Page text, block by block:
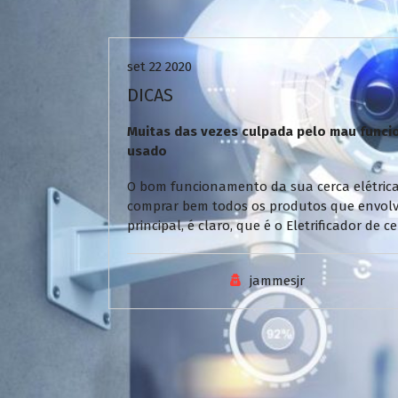
Uncategorized
set 22 2020
DICAS
Muitas das vezes culpada pelo mau
usado
O bom funcionamento da sua cerca
comprar bem todos os produtos que
principal, é claro, que é o Eletrificador de
jammesjr